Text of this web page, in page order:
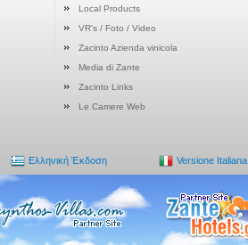
Local Products
VR's / Foto / Video
Zacinto Azienda vinicola
Media di Zante
Zacinto Links
Le Camere Web
Ελληνική Έκδοση Versione Italiana